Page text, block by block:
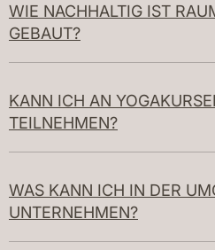
WIE NACHHALTIG IST
GEBAUT?
KANN ICH AN
TEILNEHMEN?
WAS KANN ICH IN DER
UNTERNEHMEN?